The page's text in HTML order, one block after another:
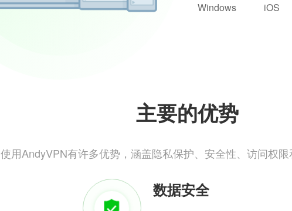
Windows iOS
主要的优势
使用AndyVPN有许多优势，涵盖隐私保护、安全性、访问权
数据安全